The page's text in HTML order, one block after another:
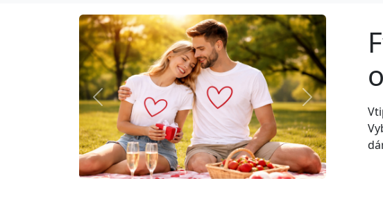
Previous Next